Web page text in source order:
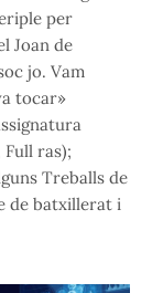
per
Joan de
jo. Vam
tocar»
ras);
Treballs de
de batxillerat i